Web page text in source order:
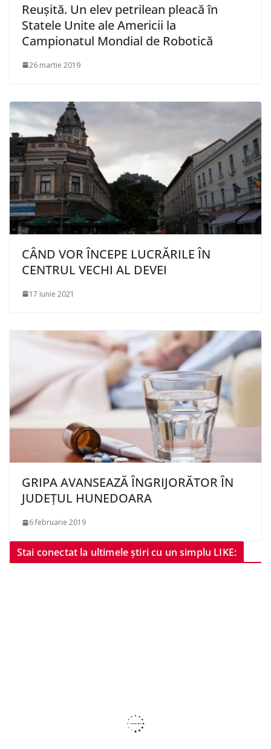
Reușită. Un elev petrilean pleacă în
Statele Unite ale Americii la
Campionatul Mondial de Robotică
26 martie 2019
CÂND VOR ÎNCEPE LUCRĂRILE ÎN
CENTRUL VECHI AL DEVEI
17 iunie 2021
GRIPA AVANSEAZĂ ÎNGRIJORĂTOR ÎN
JUDEȚUL HUNEDOARA
6 februarie 2019
Stai conectat la ultimele știri cu un simplu LIKE: